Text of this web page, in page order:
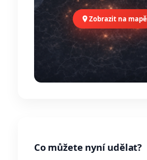
Zobrazit na mapě
Co můžete nyní udělat?